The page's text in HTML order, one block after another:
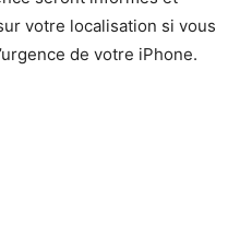
votre localisation si vous
de votre iPhone.